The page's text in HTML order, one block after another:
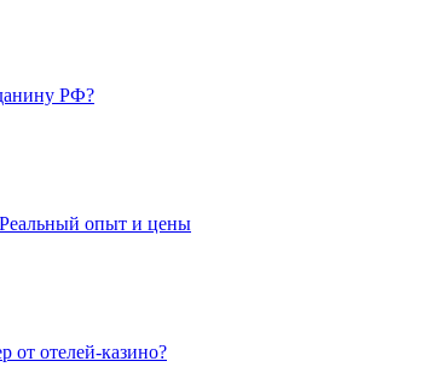
РФ?
Реальный опыт и цены
от отелей-казино?